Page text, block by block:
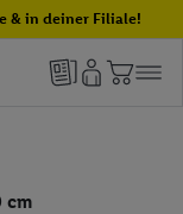
& in deiner Filiale!
cm